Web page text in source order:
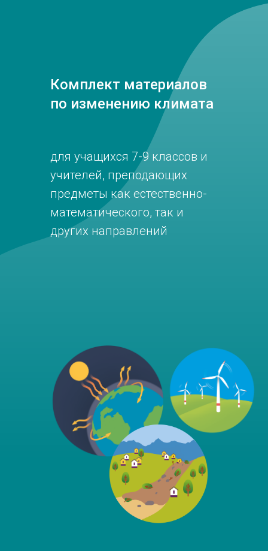
Комплект материалов
по изменению климата
для учащихся 7-9 классов и
учителей, преподающих
предметы как естественно-
математического, так и
других направлений